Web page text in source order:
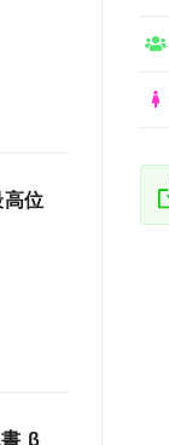
位
β